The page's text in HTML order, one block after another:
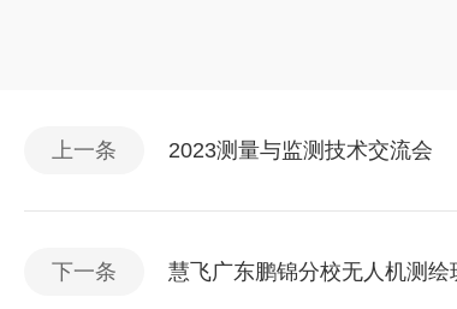
上一条 2023测量与监测技术交流会
下一条 慧飞广东鹏锦分校无人机测